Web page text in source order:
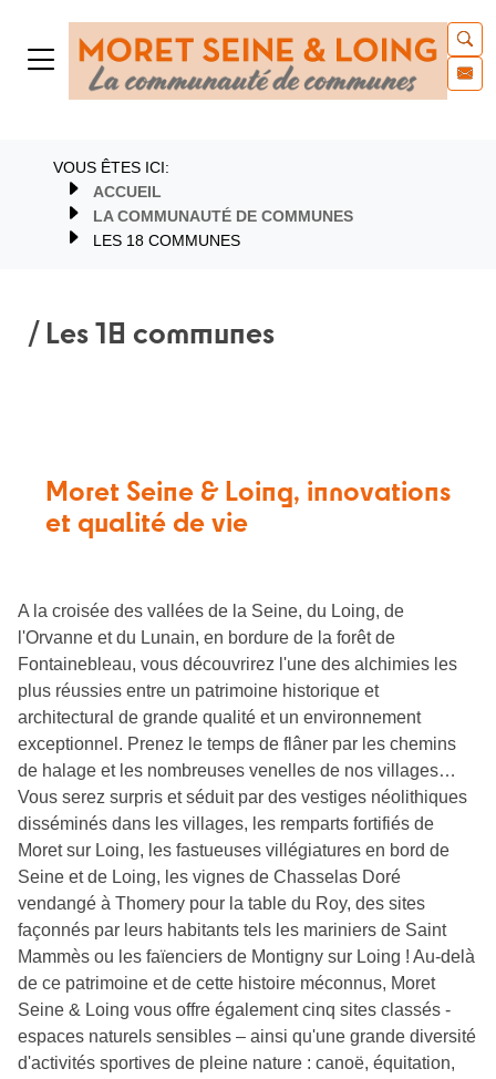
VOUS ÊTES ICI:
ACCUEIL
LA COMMUNAUTÉ DE COMMUNES
LES 18 COMMUNES
/ Les 18 communes
Moret Seine & Loing, innovations
et qualité de vie
A la croisée des vallées de la Seine, du Loing, de
l'Orvanne et du Lunain, en bordure de la forêt de
Fontainebleau, vous découvrirez l'une des alchimies les
plus réussies entre un patrimoine historique et
architectural de grande qualité et un environnement
exceptionnel. Prenez le temps de flâner par les chemins
de halage et les nombreuses venelles de nos villages…
Vous serez surpris et séduit par des vestiges néolithiques
disséminés dans les villages, les remparts fortifiés de
Moret sur Loing, les fastueuses villégiatures en bord de
Seine et de Loing, les vignes de Chasselas Doré
vendangé à Thomery pour la table du Roy, des sites
façonnés par leurs habitants tels les mariniers de Saint
Mammès ou les faïenciers de Montigny sur Loing ! Au-delà
de ce patrimoine et de cette histoire méconnus, Moret
Seine & Loing vous offre également cinq sites classés -
espaces naturels sensibles – ainsi qu'une grande diversité
d'activités sportives de pleine nature : canoë, équitation,